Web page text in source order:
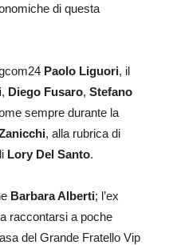
di questa
Paolo Liguori, il
, Diego Fusaro, Stefano
sempre durante la
, alla rubrica di
Lory Del Santo.
Barbara Alberti; l’ex
raccontarsi a poche
del Grande Fratello Vip